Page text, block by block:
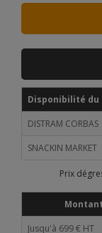
Disponibilité
DISTRAM CORBAS
SNACKIN MARKET
Prix
Montant
Jusqu'à 699 € HT